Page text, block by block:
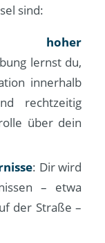
sind:
hoher
lernst du,
innerhalb
rechtzeitig
über dein
: Dir wird
– etwa
der Straße –